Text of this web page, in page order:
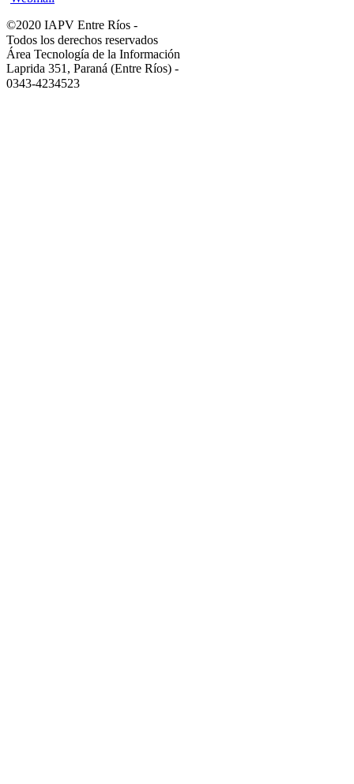
©2020 IAPV Entre Ríos -
Todos los derechos reservados
Área Tecnología de la Información
Laprida 351, Paraná (Entre Ríos) -
0343-4234523